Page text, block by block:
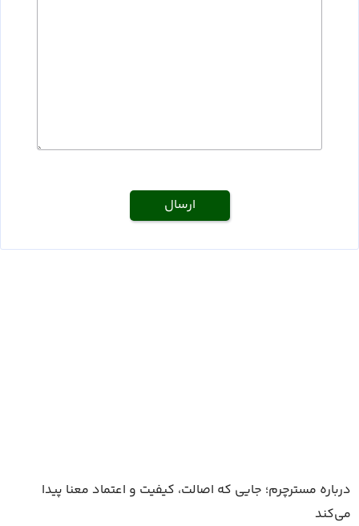
ارسال
درباره مسترچرم؛ جایی که اصالت، کیفیت و اعتماد معنا پیدا
می‌کند